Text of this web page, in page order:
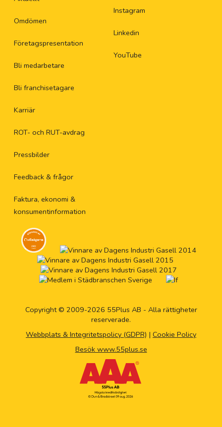
Omdömen
Företagspresentation
Bli medarbetare
Bli franchisetagare
Karriär
ROT- och RUT-avdrag
Pressbilder
Feedback & frågor
Faktura, ekonomi &
konsumentinformation
Instagram
Linkedin
YouTube
Copyright © 2009-2026 55Plus AB - Alla rättigheter
reserverade.
Webbplats & Integritetspolicy (GDPR) | Cookie Policy
Besök www.55plus.se